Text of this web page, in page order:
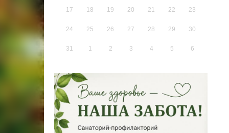
17 18 19 20 21 22 23
24 25 26 27 28 29 30
31 1 2 3 4 5 6